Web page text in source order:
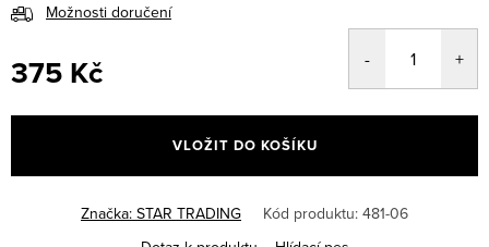
Možnosti doručení
375 Kč
cena:
VLOŽIT DO KOŠÍKU
Značka: STAR TRADING Kód produktu: 481-06